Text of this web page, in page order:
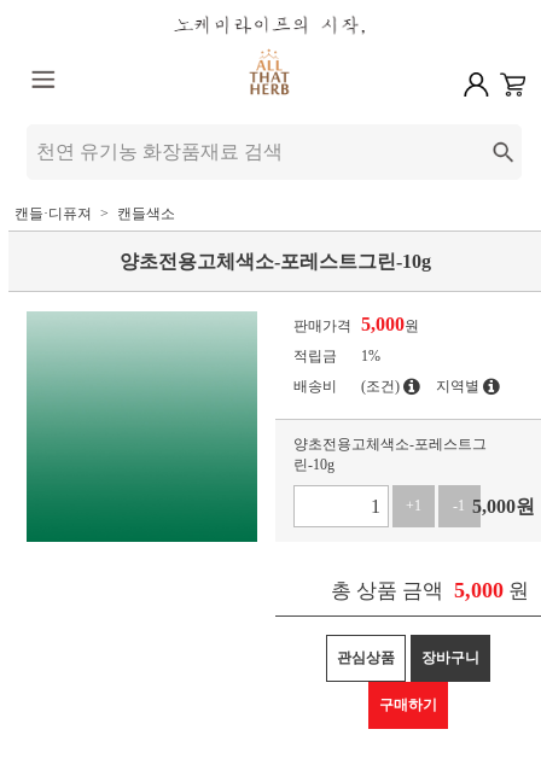
캔들·디퓨져 캔들색소
양초전용고체색소-포레스트그린-10g
판매가격 5,000원
적립금
1%
배송비
(조건) 지역별
양초전용고체색소-포레스트그
린-10g
+1 -1 5,000원
총 상품 금액 5,000 원
관심상품 장바구니
구매하기